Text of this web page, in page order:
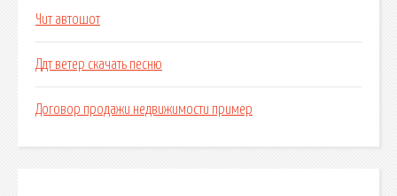
Чит автошот
Ддт ветер скачать песню
Договор продажи недвижимости пример